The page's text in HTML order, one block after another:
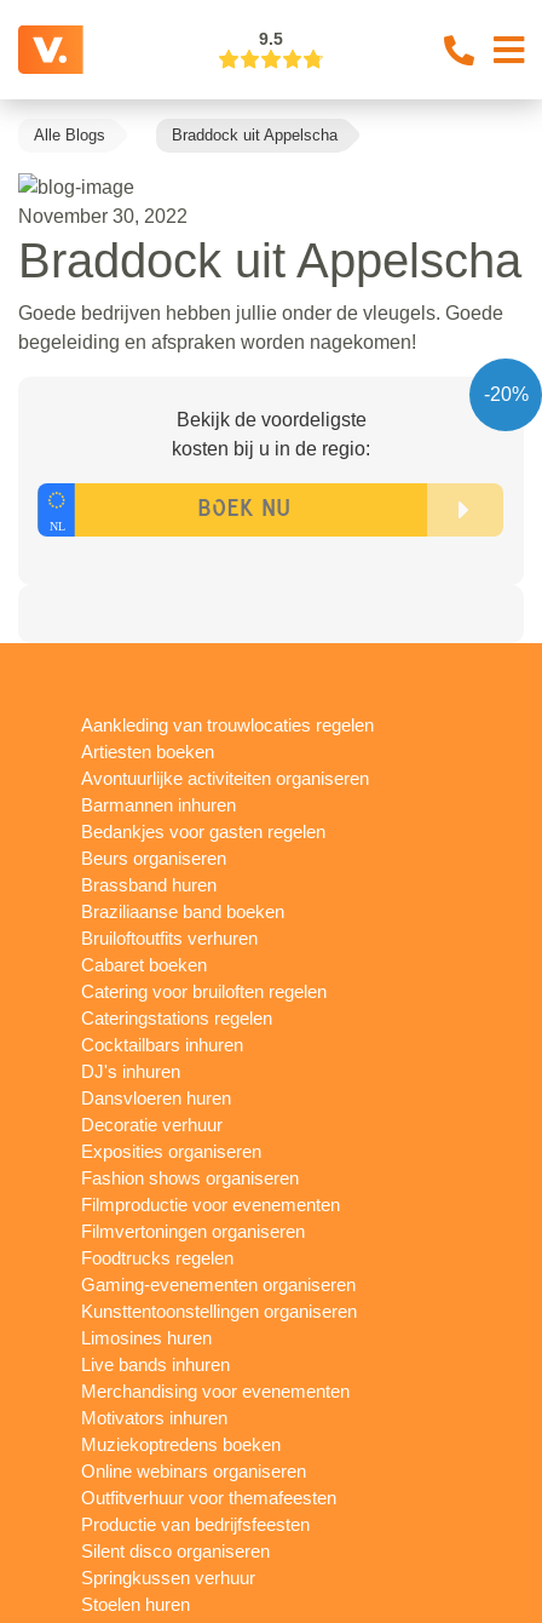
9.5
Alle Blogs Braddock uit Appelscha
November 30, 2022
Braddock uit Appelscha
Goede bedrijven hebben jullie onder de vleugels. Goede
begeleiding en afspraken worden nagekomen!
-20%
Bekijk de voordeligste
kosten bij u in de regio:
Aankleding van trouwlocaties regelen
Artiesten boeken
Avontuurlijke activiteiten organiseren
Barmannen inhuren
Bedankjes voor gasten regelen
Beurs organiseren
Brassband huren
Braziliaanse band boeken
Bruiloftoutfits verhuren
Cabaret boeken
Catering voor bruiloften regelen
Cateringstations regelen
Cocktailbars inhuren
DJ's inhuren
Dansvloeren huren
Decoratie verhuur
Exposities organiseren
Fashion shows organiseren
Filmproductie voor evenementen
Filmvertoningen organiseren
Foodtrucks regelen
Gaming-evenementen organiseren
Kunsttentoonstellingen organiseren
Limosines huren
Live bands inhuren
Merchandising voor evenementen
Motivators inhuren
Muziekoptredens boeken
Online webinars organiseren
Outfitverhuur voor themafeesten
Productie van bedrijfsfeesten
Silent disco organiseren
Springkussen verhuur
Stoelen huren